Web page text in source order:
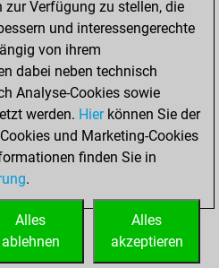
0
0
0
Verfügung zu stellen, die
und interessengerechte
von ihrem
dabei neben technisch
Analyse-Cookies sowie
werden. Hierkönnen Sie der
und Marketing-Cookies
finden Sie in
.
Alles
akzeptieren
Alles
ablehnen